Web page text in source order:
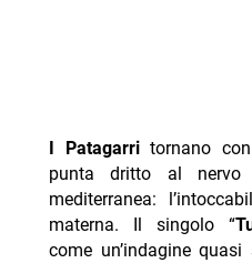
I Patagarritornano
punta dritto al nervo
mediterranea:
materna. Il singolo “
come un’indagine